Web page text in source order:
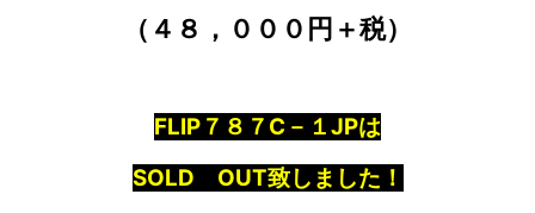
（４８，０００円＋税）
FLIP７８７C－１JPは
SOLD OUT致しました！